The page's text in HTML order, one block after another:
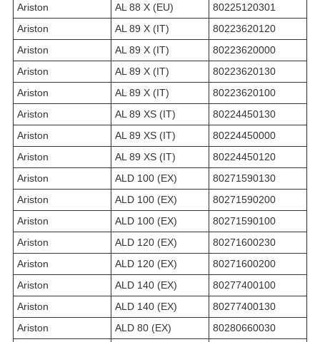
Ariston
AL 88 X (EU)
80225120301
Ariston
AL 89 X (IT)
80223620120
Ariston
AL 89 X (IT)
80223620000
Ariston
AL 89 X (IT)
80223620130
Ariston
AL 89 X (IT)
80223620100
Ariston
AL 89 XS (IT)
80224450130
Ariston
AL 89 XS (IT)
80224450000
Ariston
AL 89 XS (IT)
80224450120
Ariston
ALD 100 (EX)
80271590130
Ariston
ALD 100 (EX)
80271590200
Ariston
ALD 100 (EX)
80271590100
Ariston
ALD 120 (EX)
80271600230
Ariston
ALD 120 (EX)
80271600200
Ariston
ALD 140 (EX)
80277400100
Ariston
ALD 140 (EX)
80277400130
Ariston
ALD 80 (EX)
80280660030